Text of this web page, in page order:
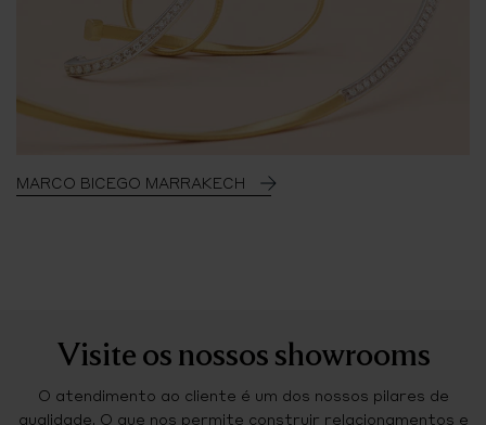
MARCO BICEGO MARRAKECH
Visite os nossos showrooms
O atendimento ao cliente é um dos nossos pilares de
qualidade. O que nos permite construir relacionamentos e